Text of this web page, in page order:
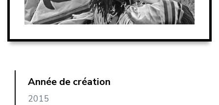
Année de création
2015